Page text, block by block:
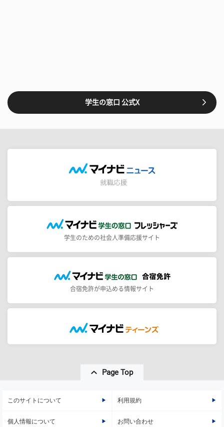
学生の窓口 公式X
学生のための社会人準備応援サイト
合宿免許が申込める情報サイト
Page Top
このサイトについて 利用規約
個人情報について お問い合わせ